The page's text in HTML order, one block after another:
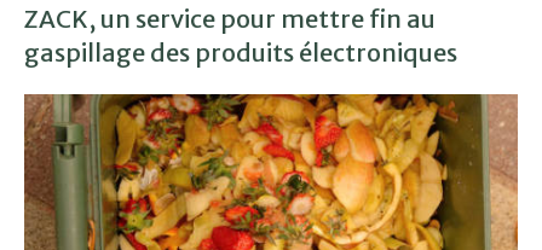
ZACK, un service pour mettre fin au
gaspillage des produits électroniques